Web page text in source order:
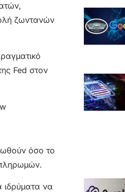
ζωντανών
Fed στον
όσο το
ιδρύματα να